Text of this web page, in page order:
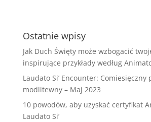
Ostatnie wpisy
Jak Duch Święty może wzbogacić
inspirujące przykłady według
Laudato Si’ Encounter: Comiesięczny
modlitewny – Maj 2023
10 powodów, aby uzyskać certyfikat
Laudato Si’